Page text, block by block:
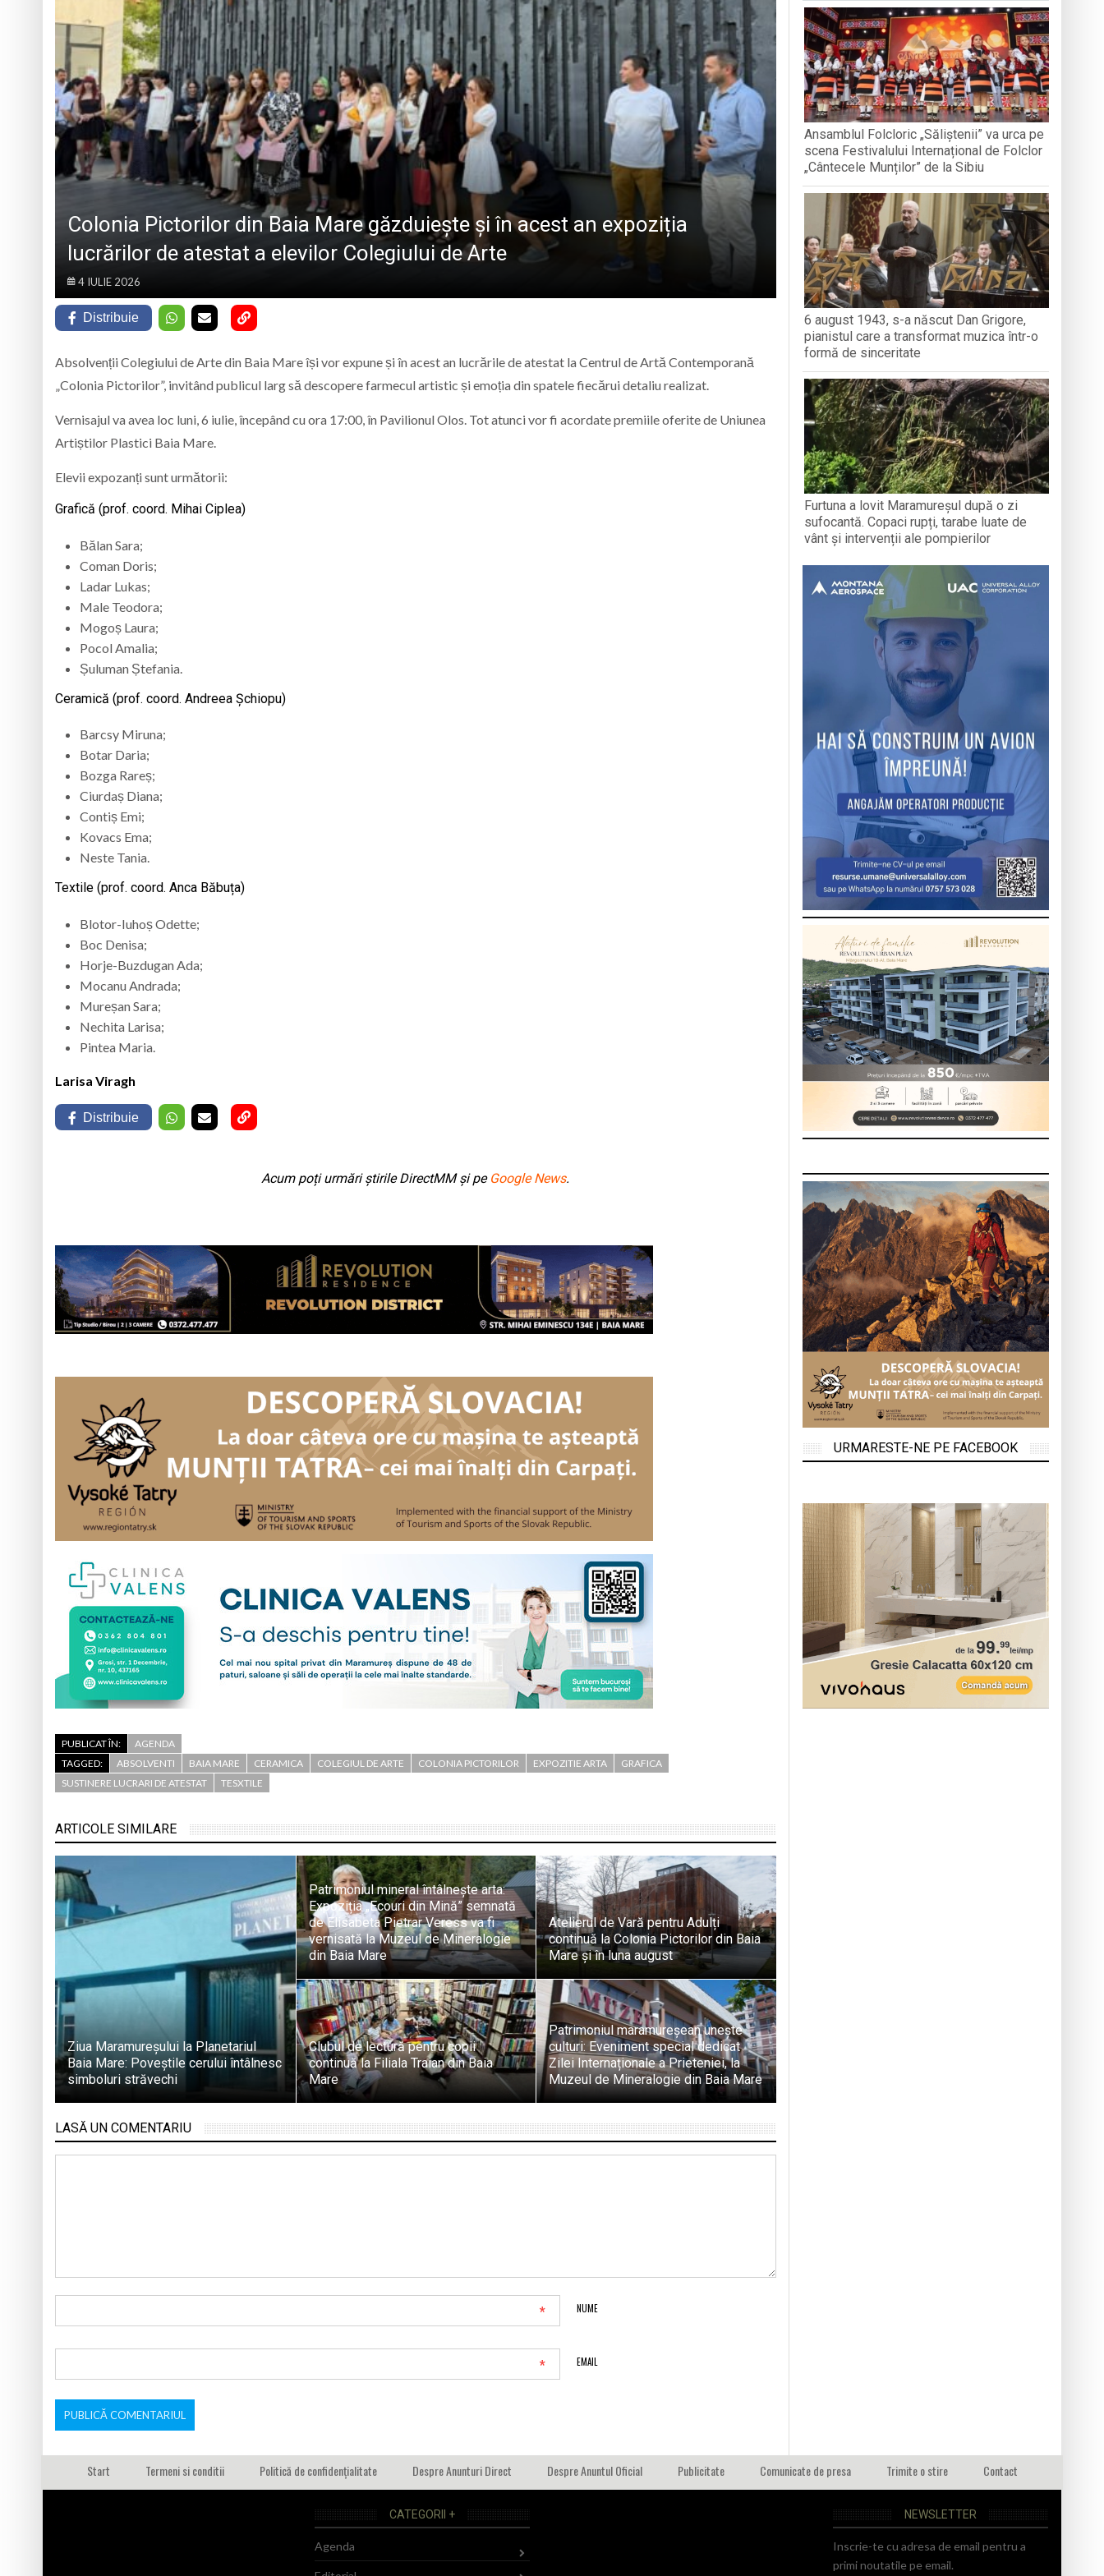
Eveniment special la Baia Mare, la 570 de ani de la moartea lui Iancu de Hunedoara
„Zilele Moiseiului” se vor desfășura în perioada 14–16 august
Biblioteca Municipală „Laurențiu Ulici” din Sighet găzduiește o nouă întâlnire a clubului de carte „Legături Literare”
Muzeul de Mineralogie Baia Mare, gazda unui eveniment internațional dedicat prieteniei și diversității culturale
„CÂNTECELE MUNȚILOR” DE LA SIBIU
DE SINCERITATE
ALE POMPIERILOR
Colonia Pictorilor din Baia Mare găzduiește și în acest an expoziția
lucrărilor de atestat a elevilor Colegiului de Arte
4 IULIE 2026
Distribuie
Absolvenții Colegiului de Arte din Baia Mare își vor expune și în acest an lucrările de atestat la Centrul de Artă Contemporană
„Colonia Pictorilor”, invitând publicul larg să descopere farmecul artistic și emoția din spatele fiecărui detaliu realizat.
Vernisajul va avea loc luni, 6 iulie, începând cu ora 17:00, în Pavilionul Olos. Tot atunci vor fi acordate premiile oferite de Uniunea
Artiștilor Plastici Baia Mare.
Elevii expozanți sunt următorii:
Grafică (prof. coord. Mihai Ciplea)
Bălan Sara;
Coman Doris;
Ladar Lukas;
Male Teodora;
Mogoș Laura;
Pocol Amalia;
Șuluman Ștefania.
Ceramică (prof. coord. Andreea Șchiopu)
Barcsy Miruna;
Botar Daria;
Bozga Rareș;
Ciurdaș Diana;
Contiș Emi;
Kovacs Ema;
Neste Tania.
Textile (prof. coord. Anca Băbuța)
Blotor-Iuhoș Odette;
Boc Denisa;
Horje-Buzdugan Ada;
Mocanu Andrada;
Mureșan Sara;
Nechita Larisa;
Pintea Maria.
Larisa Viragh
Distribuie
Acum poți urmări știrile DirectMM și pe Google News.
PUBLICAT ÎN:
AGENDA
TAGGED:
ABSOLVENTI BAIA MARE CERAMICA COLEGIUL DE ARTE COLONIA PICTORILOR EXPOZITIE ARTA
GRAFICA
SUSTINERE LUCRARI DE ATESTAT
TESXTILE
ARTICOLE SIMILARE
Ziua Maramureșului la Planetariul
Baia Mare: Poveștile cerului întâlnesc
simboluri străvechi
Patrimoniul mineral întâlnește arta:
Expoziția „Ecouri din Mină” semnată
de Elisabeta Pietrar Veress va fi
vernisată la Muzeul de Mineralogie
din Baia Mare
Atelierul de Vară pentru Adulți
continuă la Colonia Pictorilor din Baia
Mare și în luna august
Clubul de lectură pentru copii
continuă la Filiala Traian din Baia
Mare
Patrimoniul maramureșean unește
culturi: Eveniment special dedicat
Zilei Internaționale a Prieteniei, la
Muzeul de Mineralogie din Baia Mare
LASĂ UN COMENTARIU
NUME
*
EMAIL
*
Ansamblul Folcloric „Săliștenii” va urca pe
scena Festivalului Internațional de Folclor
„Cântecele Munților” de la Sibiu
6 august 1943, s-a născut Dan Grigore,
pianistul care a transformat muzica într-o
formă de sinceritate
Furtuna a lovit Maramureșul după o zi
sufocantă. Copaci rupți, tarabe luate de
vânt și intervenții ale pompierilor
URMARESTE-NE PE FACEBOOK
Start Termeni si conditii Politică de confidențialitate Despre Anunturi Direct Despre Anuntul Oficial Publicitate Comunicate de presa Trimite o stire Contact
CATEGORII +
Agenda
NEWSLETTER
Inscrie-te cu adresa de email pentru a
primi noutatile pe email.